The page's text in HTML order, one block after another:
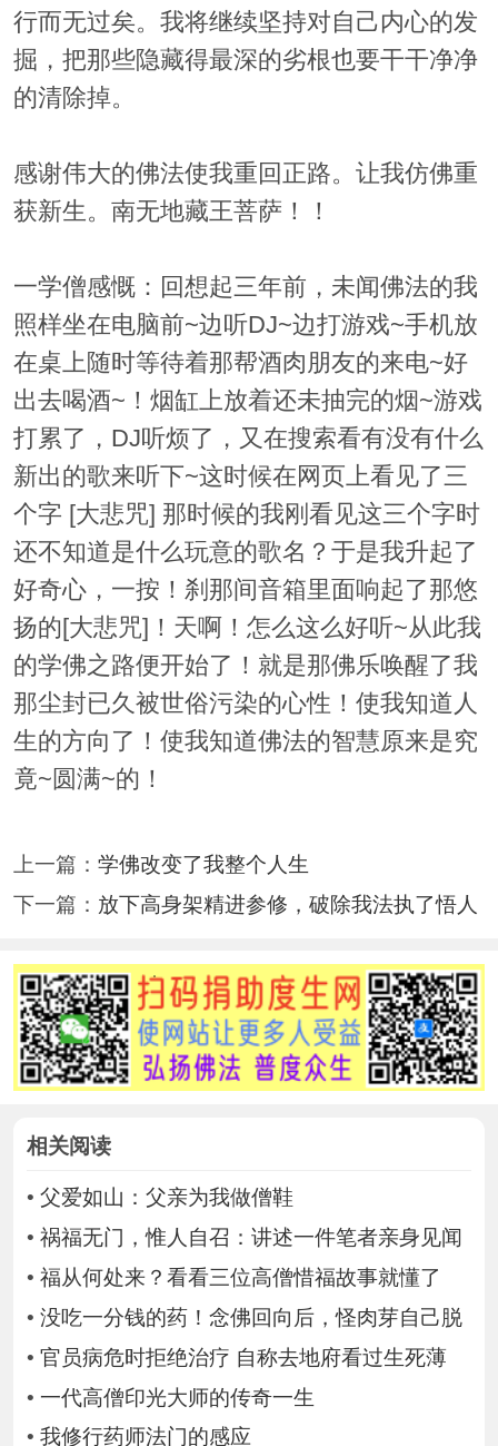
行而无过矣。我将继续坚持对自己内心的发
掘，把那些隐藏得最深的劣根也要干干净净
的清除掉。
感谢伟大的佛法使我重回正路。让我仿佛重
获新生。南无地藏王菩萨！！
一学僧感慨：回想起三年前，未闻佛法的我
照样坐在电脑前~边听DJ~边打游戏~手机放
在桌上随时等待着那帮酒肉朋友的来电~好
出去喝酒~！烟缸上放着还未抽完的烟~游戏
打累了，DJ听烦了，又在搜索看有没有什么
新出的歌来听下~这时候在网页上看见了三
个字 [大悲咒] 那时候的我刚看见这三个字时
还不知道是什么玩意的歌名？于是我升起了
好奇心，一按！刹那间音箱里面响起了那悠
扬的[大悲咒]！天啊！怎么这么好听~从此我
的学佛之路便开始了！就是那佛乐唤醒了我
那尘封已久被世俗污染的心性！使我知道人
生的方向了！使我知道佛法的智慧原来是究
竟~圆满~的！
上一篇： 学佛改变了我整个人生
下一篇： 放下高身架精进参修，破除我法执了悟人
相关阅读
• 父爱如山：父亲为我做僧鞋
• 祸福无门，惟人自召：讲述一件笔者亲身见闻
• 福从何处来？看看三位高僧惜福故事就懂了
• 没吃一分钱的药！念佛回向后，怪肉芽自己脱
• 官员病危时拒绝治疗 自称去地府看过生死薄
• 一代高僧印光大师的传奇一生
• 我修行药师法门的感应